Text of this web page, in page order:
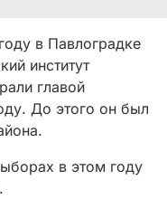
в Павлоградке
институт
главой
До этого он был
в этом году
.